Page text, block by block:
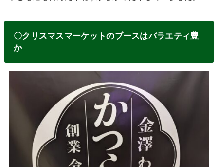
〇クリスマスマーケットのブースはバラエティ豊
か